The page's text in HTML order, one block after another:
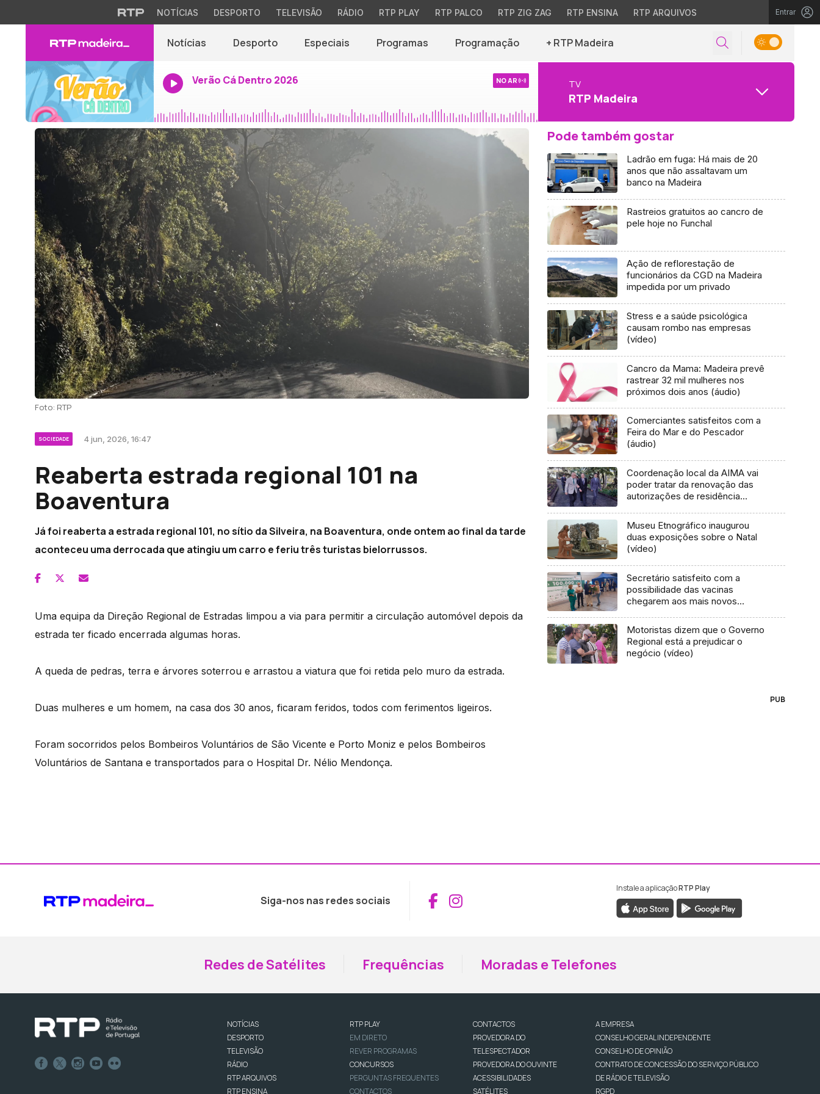
NOTÍCIAS DESPORTO TELEVISÃO RÁDIO RTP PLAY RTP PALCO RTP ZIG ZAG RTP ENSINA RTP ARQUIVOS Entrar
Notícias Desporto Especiais Programas Programação + RTP Madeira
Verão Cá Dentro 2026 NO AR TV
RTP Madeira
Foto: RTP
SOCIEDADE 4 jun, 2026, 16:47
Reaberta estrada regional 101 na
Boaventura
Já foi reaberta a estrada regional 101, no sítio da Silveira, na Boaventura, onde ontem ao final da tarde
aconteceu uma derrocada que atingiu um carro e feriu três turistas bielorrussos.
Uma equipa da Direção Regional de Estradas limpou a via para permitir a circulação automóvel depois da
estrada ter ficado encerrada algumas horas.
A queda de pedras, terra e árvores soterrou e arrastou a viatura que foi retida pelo muro da estrada.
Duas mulheres e um homem, na casa dos 30 anos, ficaram feridos, todos com ferimentos ligeiros.
Foram socorridos pelos Bombeiros Voluntários de São Vicente e Porto Moniz e pelos Bombeiros
Voluntários de Santana e transportados para o Hospital Dr. Nélio Mendonça.
Pode também gostar
Ladrão em fuga: Há mais de 20
anos que não assaltavam um
banco na Madeira
Rastreios gratuitos ao cancro de
pele hoje no Funchal
Ação de reflorestação de
funcionários da CGD na Madeira
impedida por um privado
Stress e a saúde psicológica
causam rombo nas empresas
(vídeo)
Cancro da Mama: Madeira prevê
rastrear 32 mil mulheres nos
próximos dois anos (áudio)
Comerciantes satisfeitos com a
Feira do Mar e do Pescador
(áudio)
Coordenação local da AIMA vai
poder tratar da renovação das
autorizações de residência
Museu Etnográfico inaugurou
duas exposições sobre o Natal
(vídeo)
Secretário satisfeito com a
possibilidade das vacinas
chegarem aos mais novos
Motoristas dizem que o Governo
Regional está a prejudicar o
negócio (vídeo)
PUB
Siga-nos nas redes sociais Aceder ao Facebook da RTP Madeira
Aceder ao Instagram da RTP Madeira
Instale a aplicaçãoRTP Play
Redes de Satélites Frequências Moradas e Telefones
NOTÍCIAS
DESPORTO
TELEVISÃO
RÁDIO
RTP ARQUIVOS
RTP ENSINA
RTP PLAY
EM DIRETO
REVER PROGRAMAS
CONCURSOS
PERGUNTAS FREQUENTES
CONTACTOS
CONTACTOS
PROVEDORA DO
TELESPECTADOR
PROVEDORA DO OUVINTE
ACESSIBILIDADES
SATÉLITES
A EMPRESA
CONSELHO GERAL INDEPENDENTE
CONSELHO DE OPINIÃO
CONTRATO DE CONCESSÃO DO SERVIÇO PÚBLICO
DE RÁDIO E TELEVISÃO
RGPD